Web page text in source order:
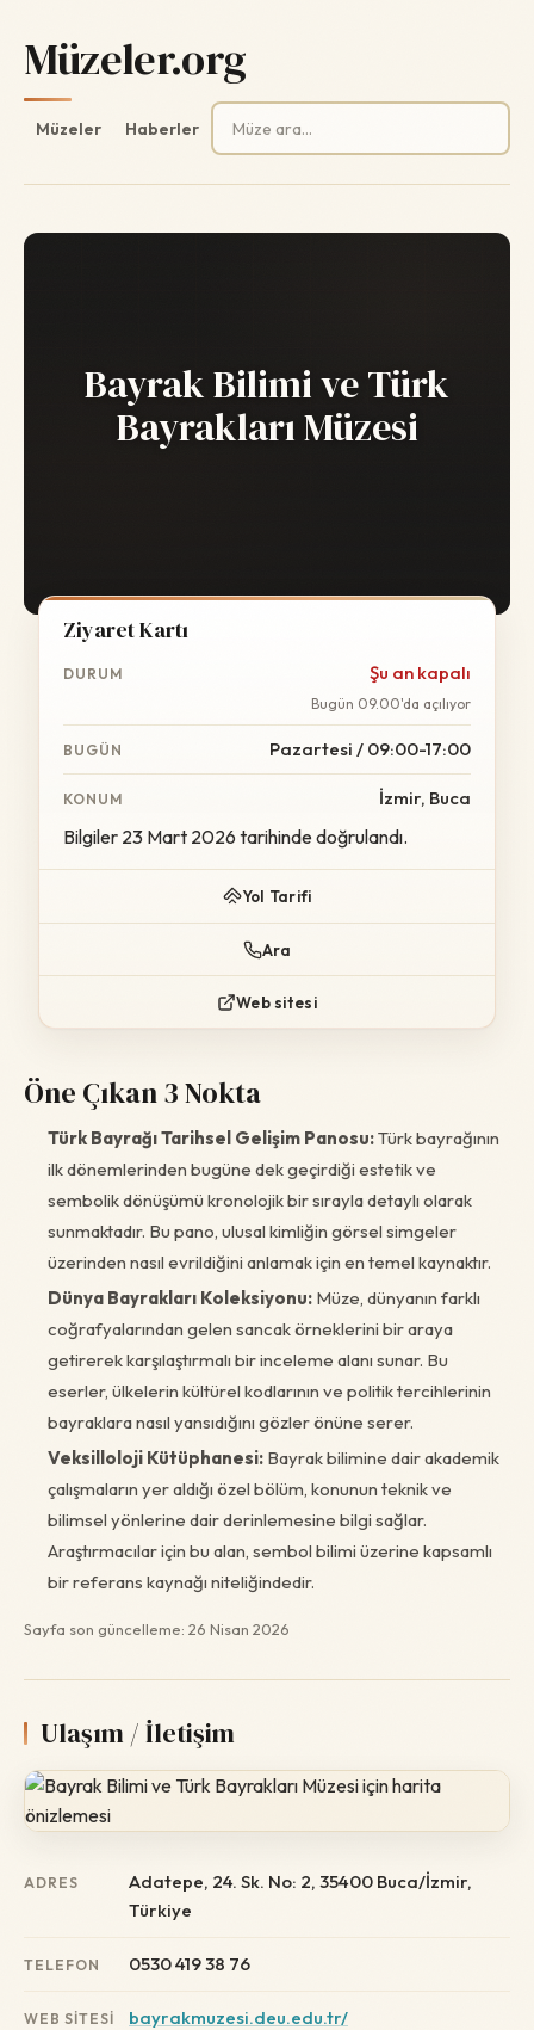
Müzeler.org
Müzeler Haberler
Arama:
Bayrak Bilimi ve Türk
Bayrakları Müzesi
Ziyaret Kartı
DURUM Şu an kapalı
Bugün 09.00'da açılıyor
BUGÜN Pazartesi / 09:00-17:00
KONUM İzmir, Buca
Bilgiler 23 Mart 2026 tarihinde doğrulandı.
Yol Tarifi
Ara
Web sitesi
Öne Çıkan 3 Nokta
Türk Bayrağı Tarihsel Gelişim Panosu:Türk bayrağının
ilk dönemlerinden bugüne dek geçirdiği estetik ve
sembolik dönüşümü kronolojik bir sırayla detaylı olarak
sunmaktadır. Bu pano, ulusal kimliğin görsel simgeler
üzerinden nasıl evrildiğini anlamak için en temel kaynaktır.
Dünya Bayrakları Koleksiyonu: Müze, dünyanın farklı
coğrafyalarından gelen sancak örneklerini bir araya
getirerek karşılaştırmalı bir inceleme alanı sunar. Bu
eserler, ülkelerin kültürel kodlarının ve politik tercihlerinin
bayraklara nasıl yansıdığını gözler önüne serer.
Veksilloloji Kütüphanesi: Bayrak bilimine dair akademik
çalışmaların yer aldığı özel bölüm, konunun teknik ve
bilimsel yönlerine dair derinlemesine bilgi sağlar.
Araştırmacılar için bu alan, sembol bilimi üzerine kapsamlı
bir referans kaynağı niteliğindedir.
Sayfa son güncelleme: 26 Nisan 2026
Ulaşım / İletişim
ADRES
Adatepe, 24. Sk. No: 2, 35400 Buca/İzmir,
Türkiye
TELEFON 0530 419 38 76
WEB SITESI bayrakmuzesi.deu.edu.tr/